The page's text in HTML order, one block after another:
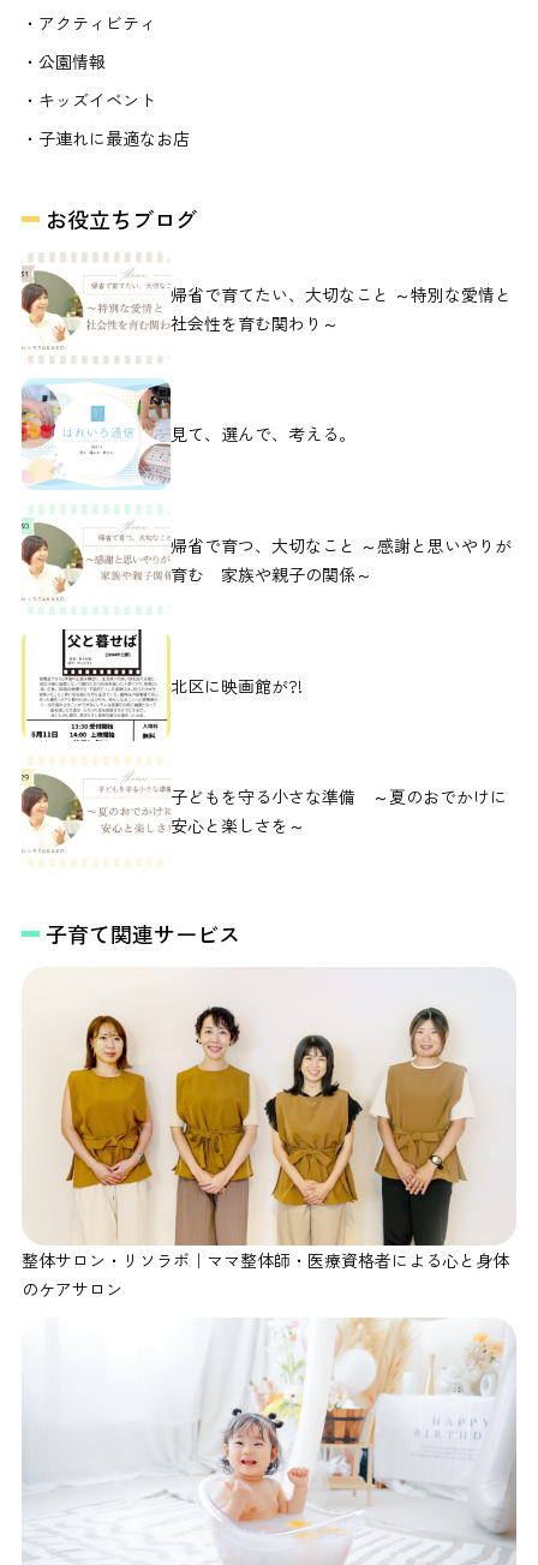
・アクティビティ
・公園情報
・キッズイベント
・子連れに最適なお店
お役立ちブログ
帰省で育てたい、大切なこと ～特別な愛情と
社会性を育む関わり～
見て、選んで、考える。
帰省で育つ、大切なこと ～感謝と思いやりが
育む 家族や親子の関係～
北区に映画館が?!
子どもを守る小さな準備 ～夏のおでかけに
安心と楽しさを～
子育て関連サービス
整体サロン・リソラボ｜ママ整体師・医療資格者による心と身体
のケアサロン